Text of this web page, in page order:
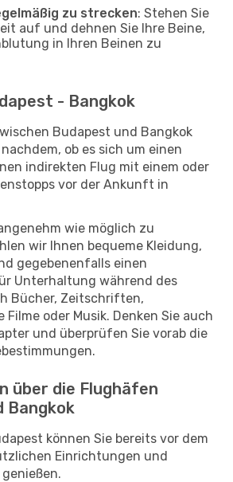
zu strecken: Stehen Sie
auf und dehnen Sie Ihre Beine,
in Ihren Beinen zu
- Bangkok
Budapest und Bangkok
ob es sich um einen
indirekten Flug mit einem oder
vor der Ankunft in
wie möglich zu
wir Ihnen bequeme Kleidung,
gegebenenfalls einen
Unterhaltung während des
Bücher, Zeitschriften,
oder Musik. Denken Sie auch
und überprüfen Sie vorab die
über die Flughäfen
Bangkok
können Sie bereits vor dem
Einrichtungen und